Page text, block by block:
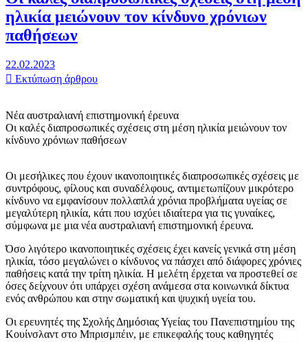
ηλικία μειώνουν τον κίνδυνο χρόνιων
παθήσεων
22.02.2023
Εκτύπωση άρθρου
Νέα αυστραλιανή επιστημονική έρευνα
Οι καλές διαπροσωπικές σχέσεις στη μέση ηλικία μειώνουν τον
κίνδυνο χρόνιων παθήσεων
Οι μεσήλικες που έχουν ικανοποιητικές διαπροσωπικές σχέσεις με
συντρόφους, φίλους και συναδέλφους, αντιμετωπίζουν μικρότερο
κίνδυνο να εμφανίσουν πολλαπλά χρόνια προβλήματα υγείας σε
μεγαλύτερη ηλικία, κάτι που ισχύει ιδιαίτερα για τις γυναίκες,
σύμφωνα με μια νέα αυστραλιανή επιστημονική έρευνα.
Όσο λιγότερο ικανοποιητικές σχέσεις έχει κανείς γενικά στη μέση
ηλικία, τόσο μεγαλώνει ο κίνδυνος να πάσχει από διάφορες χρόνιες
παθήσεις κατά την τρίτη ηλικία. Η μελέτη έρχεται να προστεθεί σε
όσες δείχνουν ότι υπάρχει σχέση ανάμεσα στα κοινωνικά δίκτυα
ενός ανθρώπου και στην σωματική και ψυχική υγεία του.
Οι ερευνητές της Σχολής Δημόσιας Υγείας του Πανεπιστημίου της
Κουίνσλαντ στο Μπρισμπέιν, με επικεφαλής τους καθηγητές